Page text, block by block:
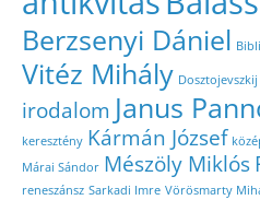
Berzsenyi Dániel
Vitéz Mihály Dosztojevszkij
irodalom Janus
keresztény Kármán József
Márai Sándor Mészöly Miklós
reneszánsz Sarkadi Imre Vörösmarty